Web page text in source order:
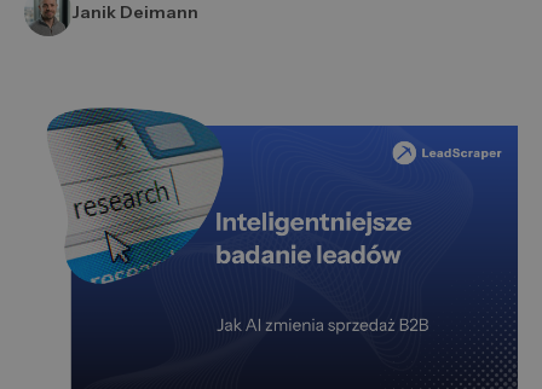
Janik Deimann